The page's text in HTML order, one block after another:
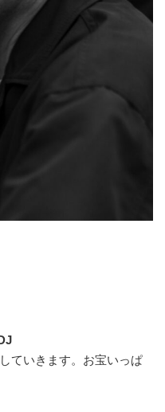
ていきます。お宝いっぱ